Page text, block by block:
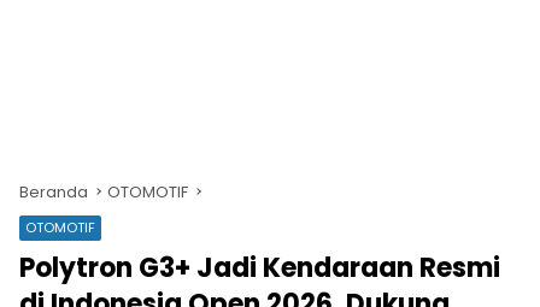
Beranda OTOMOTIF
OTOMOTIF
Polytron G3+ Jadi Kendaraan Resmi